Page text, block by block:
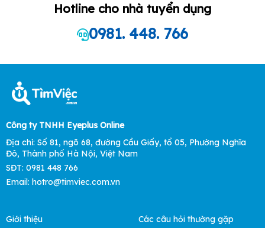
Hotline cho nhà tuyển dụng
0981. 448. 766
Công ty TNHH Eyeplus Online
Địa chỉ: Số 81, ngõ 68, đường Cầu Giấy, tổ 05, Phường Nghĩa
Đô, Thành phố Hà Nội, Việt Nam
SĐT: 0981 448 766
Email: hotro@timviec.com.vn
Giới thiệu
Các câu hỏi thường gặp